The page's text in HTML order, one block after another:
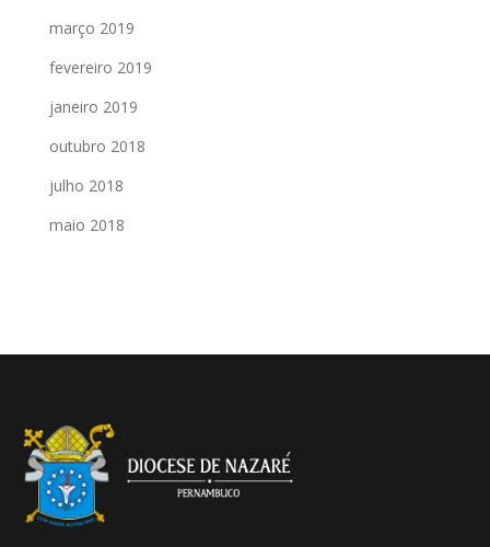
março 2019
fevereiro 2019
janeiro 2019
outubro 2018
julho 2018
maio 2018